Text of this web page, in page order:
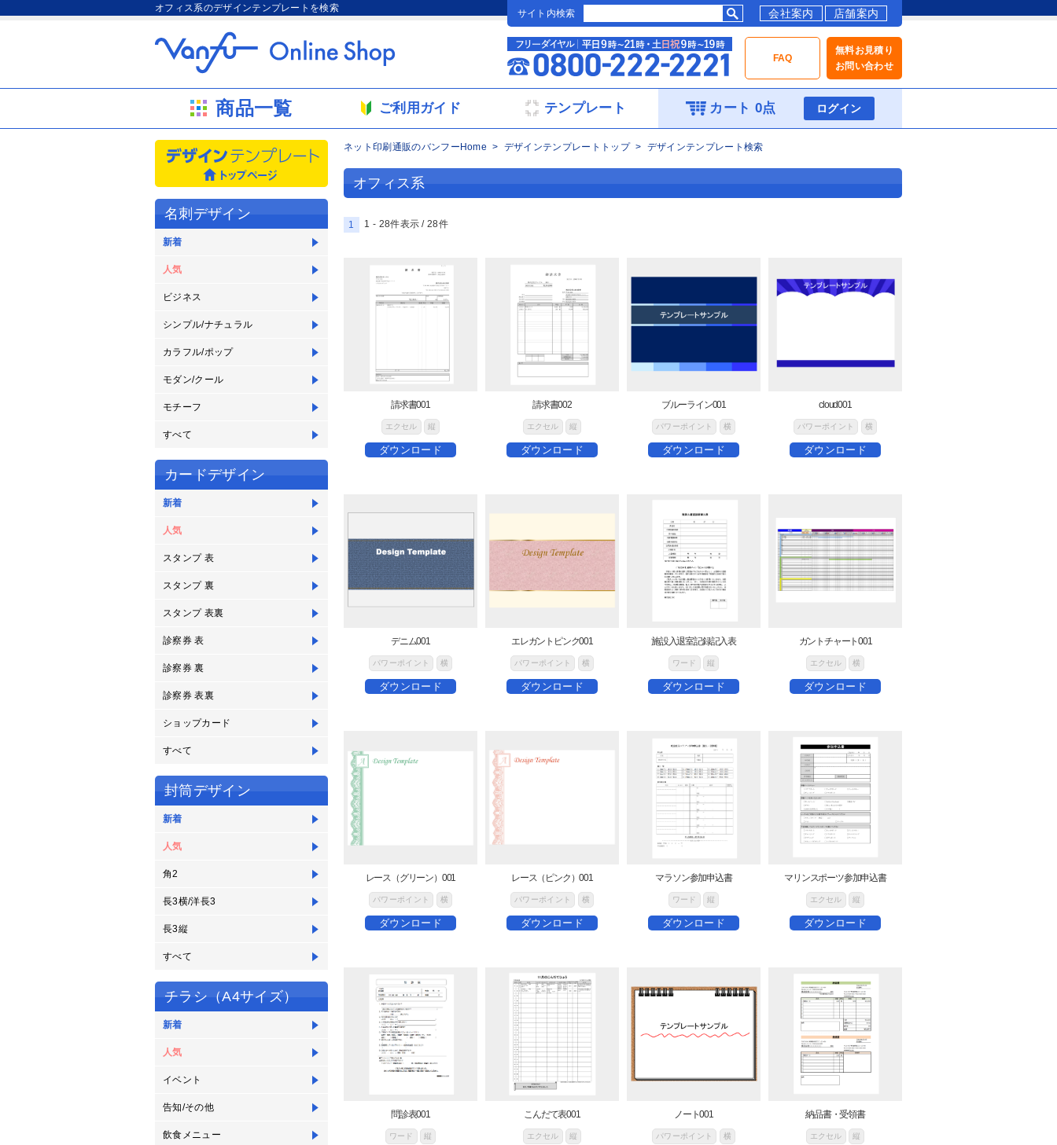
オフィス系のデザインテンプレートを検索 サイト内検索 会社案内 店舗案内
FAQ
無料お見積り
お問い合わせ
商品一覧 ご利用ガイド テンプレート カート 0点 ログイン
ネット印刷通販のバンフーHome デザインテンプレートトップ デザインテンプレート検索
オフィス系
1 1 - 28件表示 /28件
請求書001
エクセル 縦
ダウンロード
請求書002
エクセル 縦
ダウンロード
ブルーライン001
パワーポイント 横
ダウンロード
cloud001
パワーポイント 横
ダウンロード
デニム001
パワーポイント 横
ダウンロード
エレガントピンク001
パワーポイント 横
ダウンロード
施設入退室記録記入表
ワード 縦
ダウンロード
ガントチャート001
エクセル 横
ダウンロード
レース（グリーン）001
パワーポイント 横
ダウンロード
レース（ピンク）001
パワーポイント 横
ダウンロード
マラソン参加申込書
ワード 縦
ダウンロード
マリンスポーツ参加申込書
エクセル 縦
ダウンロード
問診表001
ワード 縦
こんだて表001
エクセル 縦
ノート001
パワーポイント 横
納品書・受領書
エクセル 縦
名刺デザイン
新着
人気
ビジネス
シンプル/ナチュラル
カラフル/ポップ
モダン/クール
モチーフ
すべて
カードデザイン
新着
人気
スタンプ 表
スタンプ 裏
スタンプ 表裏
診察券 表
診察券 裏
診察券 表裏
ショップカード
すべて
封筒デザイン
新着
人気
角2
長3横/洋長3
長3縦
すべて
チラシ（A4サイズ）
新着
人気
イベント
告知/その他
飲食メニュー